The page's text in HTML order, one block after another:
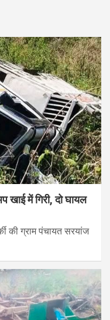
में गिरी, दो घायल
की ग्राम पंचायत सरयांज